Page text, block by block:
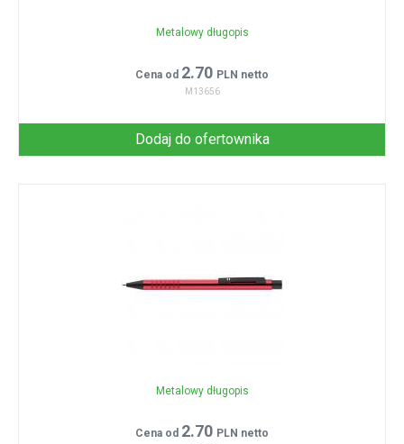
Metalowy długopis
Cena od 2.70 PLN netto
M13656
Dodaj do ofertownika
Metalowy długopis
Cena od 2.70 PLN netto